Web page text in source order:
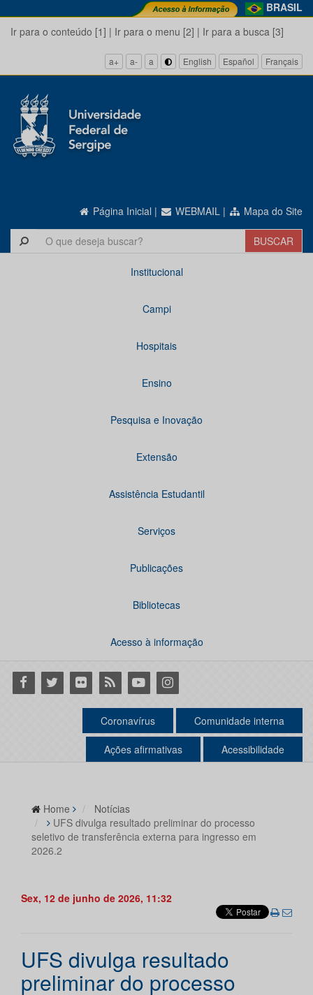
BRASIL
Ir para o conteúdo [1] | Ir para o menu [2] | Ir para a busca [3]
a+ a- a English Español Français
Página Inicial | WEBMAIL | Mapa do Site
Institucional
Campi
Hospitais
Ensino
Pesquisa e Inovação
Extensão
Assistência Estudantil
Serviços
Publicações
Bibliotecas
Acesso à informação
Facebook
Twitter Flickr RSS YoutubeInstagram
Coronavírus Comunidade interna
Ações afirmativas Acessibilidade
Home
Notícias
UFS divulga resultado preliminar do processo
seletivo de transferência externa para ingresso em
2026.2
Sex, 12 de junho de 2026, 11:32
UFS divulga resultado
preliminar do processo